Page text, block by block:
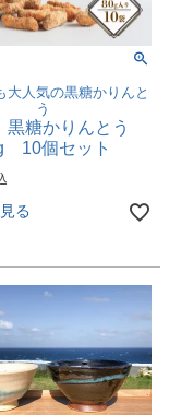
大人気の黒糖かりんと
う
糖かりんとう
10個セット
る